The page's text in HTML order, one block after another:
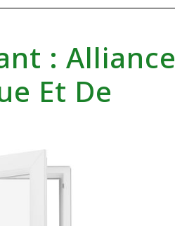
: Alliance
Et De